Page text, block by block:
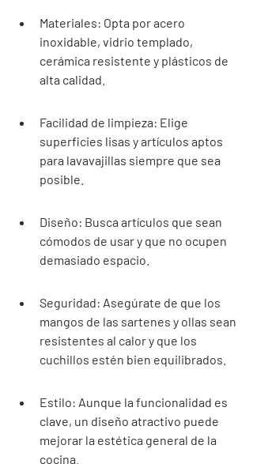
Materiales: Opta por acero
inoxidable, vidrio templado,
cerámica resistente y plásticos de
alta calidad.
Facilidad de limpieza: Elige
superficies lisas y artículos aptos
para lavavajillas siempre que sea
posible.
Diseño: Busca artículos que sean
cómodos de usar y que no ocupen
demasiado espacio.
Seguridad: Asegúrate de que los
mangos de las sartenes y ollas sean
resistentes al calor y que los
cuchillos estén bien equilibrados.
Estilo: Aunque la funcionalidad es
clave, un diseño atractivo puede
mejorar la estética general de la
cocina.